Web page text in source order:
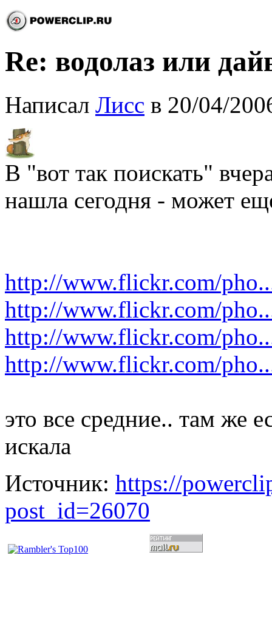
Re: водолаз или
Написал Лисс в 20/04/
В "вот так поискать"
нашла сегодня - может
http://www.flickr.com/
http://www.flickr.com/
http://www.flickr.com/
http://www.flickr.com/
это все средние.. там же
искала
Источник: https://
post_id=26070